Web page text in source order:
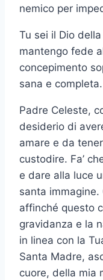
nemico per
Tu sei il Dio
mantengo fede
concepimento
sana e
Padre Celeste,
desiderio di
amare e da
custodire. Fa’
e dare alla luce
santa
affinché questo
gravidanza e la
in linea con la
Santa Madre,
cuore, della mia